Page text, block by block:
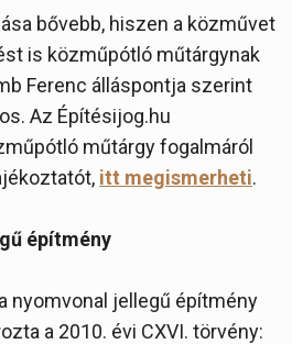
bővebb, hiszen a közművet
is közműpótló műtárgynak
Ferenc álláspontja szerint
Az Építésijog.hu
műtárgy fogalmáról
itt megismerheti.
építmény
nyomvonal jellegű építmény
a 2010. évi CXVI. törvény: